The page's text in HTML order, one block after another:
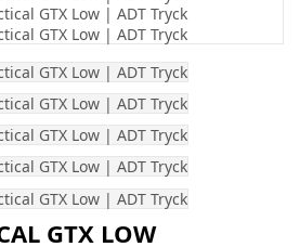
GTX LOW